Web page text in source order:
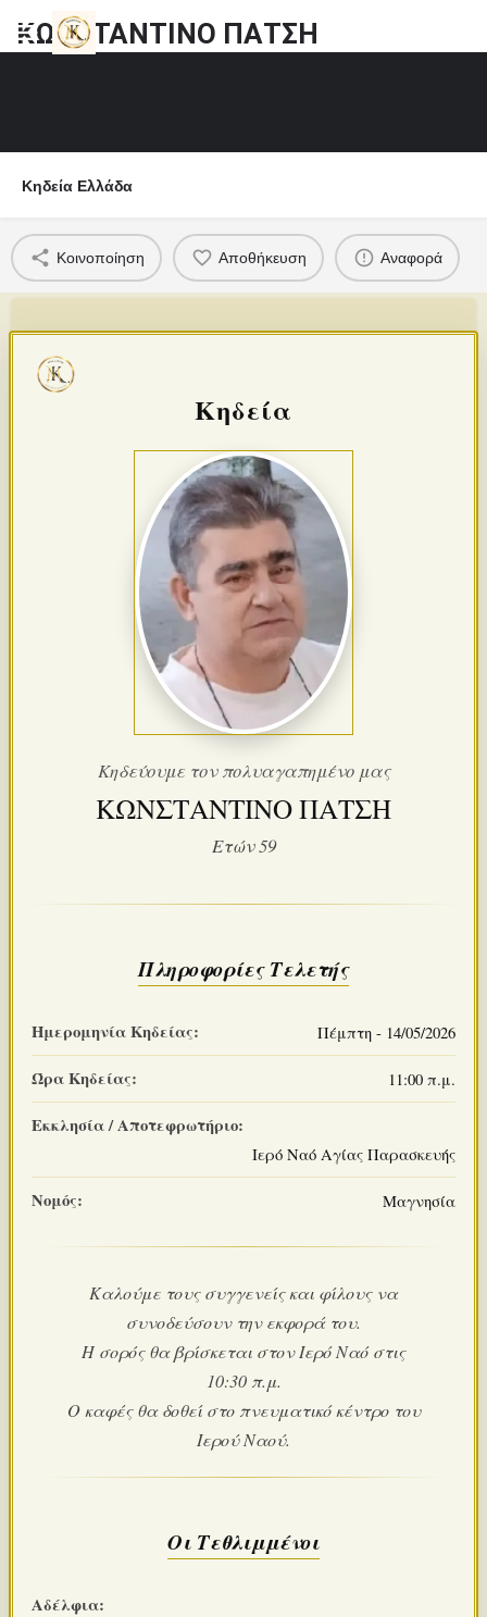
ΚΩΝΣΤΑΝΤΙΝΟ ΠΑΤΣΗ
Κηδεία Ελλάδα
Κοινοποίηση Αποθήκευση Αναφορά
Κηδεία
Κηδεύουμε τον πολυαγαπημένο μας
ΚΩΝΣΤΑΝΤΙΝΟ ΠΑΤΣΗ
Ετών 59
Πληροφορίες Τελετής
Ημερομηνία Κηδείας: Πέμπτη - 14/05/2026
Ώρα Κηδείας: 11:00 π.μ.
Εκκλησία / Αποτεφρωτήριο:
Ιερό Ναό Αγίας Παρασκευής
Νομός: Μαγνησία
Καλούμε τους συγγενείς και φίλους να
συνοδεύσουν την εκφορά του.
Η σορός θα βρίσκεται στον Ιερό Ναό στις
10:30 π.μ.
Ο καφές θα δοθεί στο πνευματικό κέντρο του
Ιερού Ναού.
Οι Τεθλιμμένοι
Αδέλφια: